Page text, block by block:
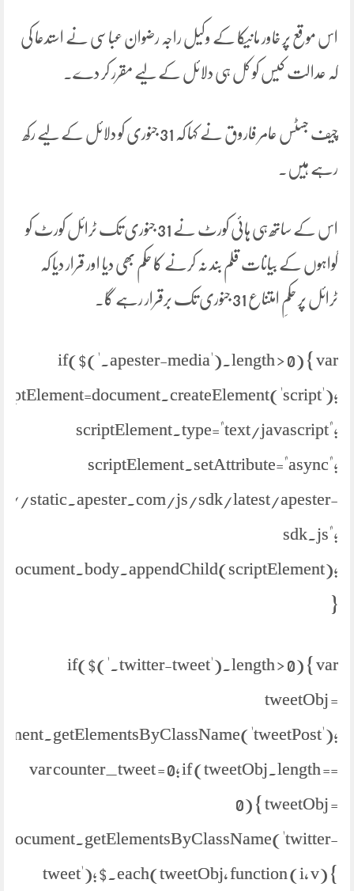
اس موقع پر خاور مانیکا کے وکیل راجہ رضوان عباسی نے استدعا کی
کہ عدالت کیس کو کل ہی دلائل کے لیے مقرر کر دے۔
چیف جسٹس عامر فاروق نے کہا کہ 31 جنوری کو دلائل کے لیے رکھ
رہے ہیں۔
اس کے ساتھ ہی ہائی کورٹ نے 31 جنوری تک ٹرائل کورٹ کو
گواہوں کے بیانات قلم بند نہ کرنے کا حکم بھی دیا اور قرار دیا کہ
ٹرائل پر حکمِ امتناع 31 جنوری تک برقرار رہے گا۔
if($('.apester-media').length > 0) { var
scriptElement.type="text/javascript";
scriptElement.setAttribute="async";
static.apester.com/js/sdk/latest/apester-
sdk.js";
document.body.appendChild(scriptElement);
}
if($('.twitter-tweet').length > 0) { var
tweetObj =
var counter_tweet = 0; if (tweetObj.length ==
0) { tweetObj =
document.getElementsByClassName('twitter-
tweet'); $.each(tweetObj, function (i, v) {